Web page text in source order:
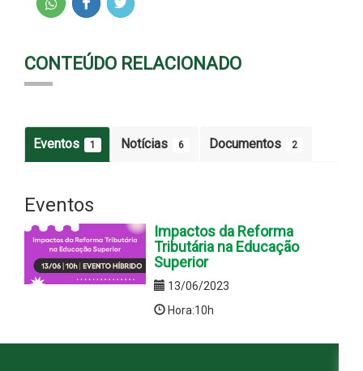
CONTEÚDO RELACIONADO
Eventos 1 Notícias 6 Documentos 2
Eventos
Impactos da Reforma
Tributária na Educação
Superior
13/06/2023
Hora:10h